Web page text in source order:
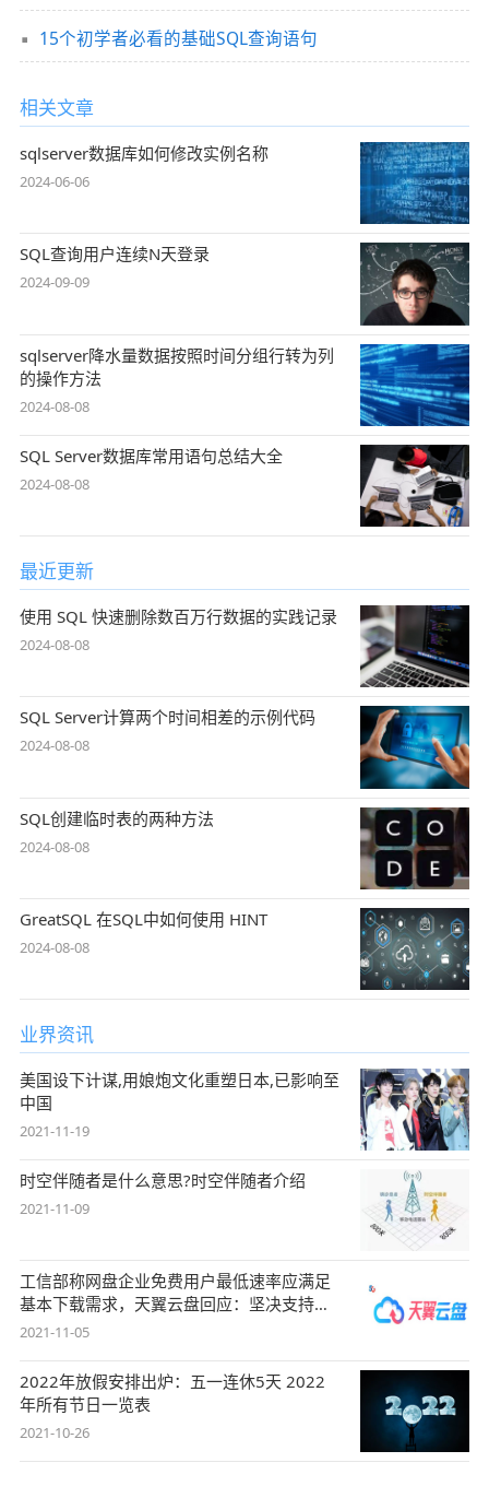
15个初学者必看的基础SQL查询语句
相关文章
sqlserver数据库如何修改实例名称
2024-06-06
SQL查询用户连续N天登录
2024-09-09
sqlserver降水量数据按照时间分组行转为列
的操作方法
2024-08-08
SQL Server数据库常用语句总结大全
2024-08-08
最近更新
使用 SQL 快速删除数百万行数据的实践记录
2024-08-08
SQL Server计算两个时间相差的示例代码
2024-08-08
SQL创建临时表的两种方法
2024-08-08
GreatSQL 在SQL中如何使用 HINT
2024-08-08
业界资讯
美国设下计谋,用娘炮文化重塑日本,已影响至
中国
2021-11-19
时空伴随者是什么意思?时空伴随者介绍
2021-11-09
工信部称网盘企业免费用户最低速率应满足
基本下载需求，天翼云盘回应：坚决支持，
始终
2021-11-05
2022年放假安排出炉：五一连休5天 2022
年所有节日一览表
2021-10-26